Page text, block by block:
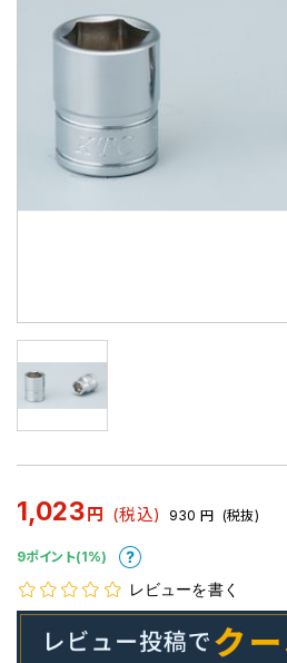
1,023 円 (税込) 930 円 (税抜)
9ポイント(1%)
レビューを書く